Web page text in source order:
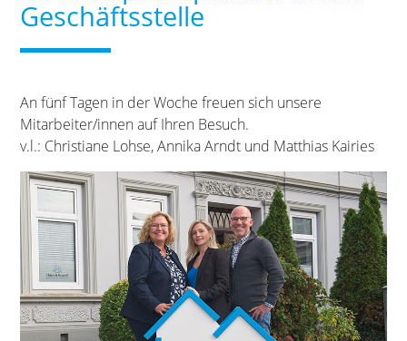
Geschäftsstelle
An fünf Tagen in der Woche freuen sich unsere
Mitarbeiter/innen auf Ihren Besuch.
v.l.: Christiane Lohse, Annika Arndt und Matthias Kairies